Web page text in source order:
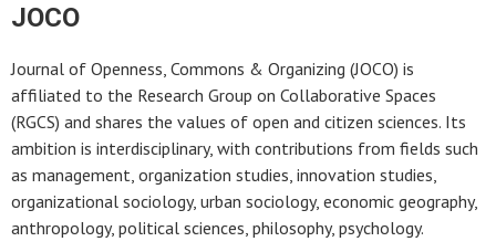
JOCO
Journal of Openness, Commons & Organizing (JOCO) is
affiliated to the Research Group on Collaborative Spaces
(RGCS) and shares the values of open and citizen sciences. Its
ambition is interdisciplinary, with contributions from fields such
as management, organization studies, innovation studies,
organizational sociology, urban sociology, economic geography,
anthropology, political sciences, philosophy, psychology.